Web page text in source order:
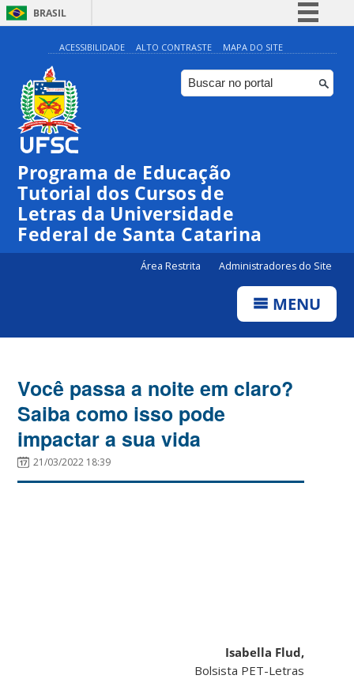
BRASIL
Simplifique!
Comunica BR
Participe
ACESSIBILIDADE ALTO CONTRASTE MAPA DO SITE
Programa de Educação
Tutorial dos Cursos de
Letras da Universidade
Federal de Santa Catarina
Área Restrita Administradores do Site
MENU
Você passa a noite em claro?
Saiba como isso pode
impactar a sua vida
21/03/2022 18:39
Isabella Flud,
Bolsista PET-Letras